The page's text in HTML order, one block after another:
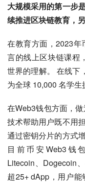
大规模采用的第一步
续推进区块链教育，
在教育方面，2023
言的线上区块链课程
世界的理解。 在线下
为全球 10,000 名学生
在Web3钱包方面，
技术帮助用户既不用
通过密钥分片的方式
目前币安Web3钱
Litecoin、Dogecoin
超25+ dApp，用户